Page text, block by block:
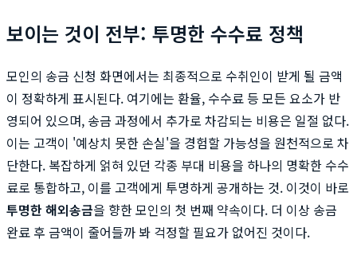
보이는 것이 전부: 투명한 수수료 정책
모인의 송금 신청 화면에서는 최종적으로 수취인이 받게 될 금액
이 정확하게 표시된다. 여기에는 환율, 수수료 등 모든 요소가 반
영되어 있으며, 송금 과정에서 추가로 차감되는 비용은 일절 없다.
이는 고객이 '예상치 못한 손실'을 경험할 가능성을 원천적으로 차
단한다. 복잡하게 얽혀 있던 각종 부대 비용을 하나의 명확한 수수
료로 통합하고, 이를 고객에게 투명하게 공개하는 것. 이것이 바로
투명한 해외송금을 향한 모인의 첫 번째 약속이다. 더 이상 송금
완료 후 금액이 줄어들까 봐 걱정할 필요가 없어진 것이다.